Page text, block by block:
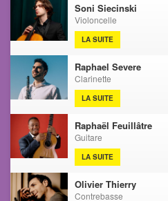
Soni Siecinski
Violoncelle
LA SUITE
Raphael Severe
Clarinette
LA SUITE
Raphaël Feuillâtre
Guitare
LA SUITE
Olivier Thierry
Contrebasse